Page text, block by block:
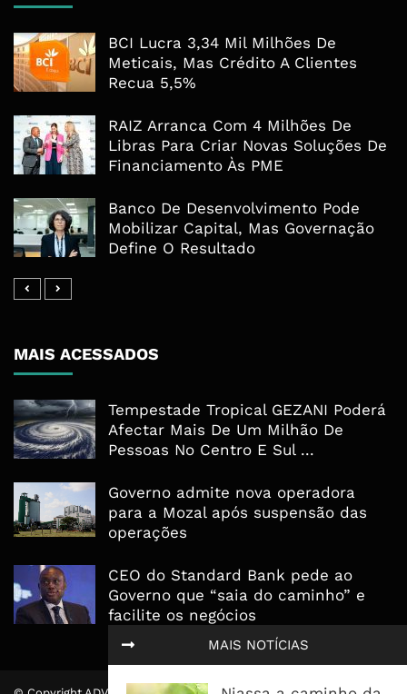
MAIS NOTÍCIAS
BCI Lucra 3,34 Mil Milhões De
Meticais, Mas Crédito A Clientes
Recua 5,5%
RAIZ Arranca Com 4 Milhões De
Libras Para Criar Novas Soluções De
Financiamento Às PME
Banco De Desenvolvimento Pode
Mobilizar Capital, Mas Governação
Define O Resultado
MAIS ACESSADOS
Tempestade Tropical GEZANI Poderá
Afectar Mais De Um Milhão De
Pessoas No Centro E Sul ...
Governo admite nova operadora
para a Mozal após suspensão das
operações
CEO do Standard Bank pede ao
Governo que “saia do caminho” e
facilite os negócios